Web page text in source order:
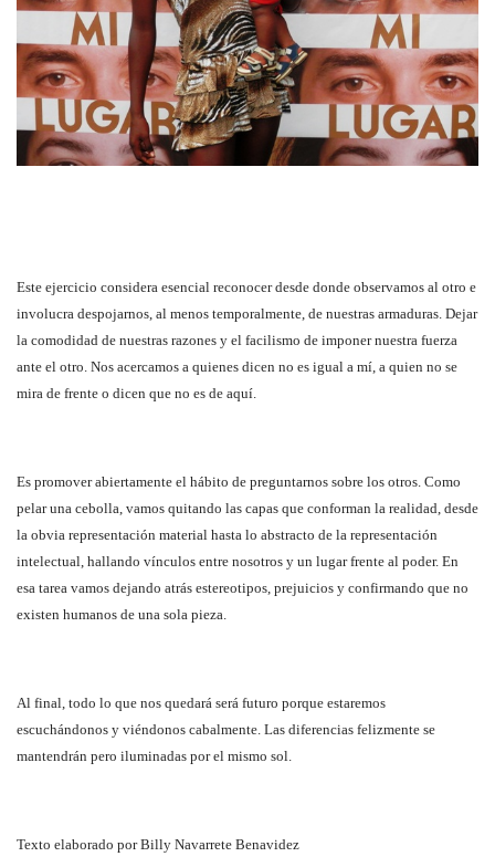
Este ejercicio considera esencial reconocer desde donde observamos al otro e
involucra despojarnos, al menos temporalmente, de nuestras armaduras. Dejar
la comodidad de nuestras razones y el facilismo de imponer nuestra fuerza
ante el otro. Nos acercamos a quienes dicen no es igual a mí, a quien no se
mira de frente o dicen que no es de aquí.
Es promover abiertamente el hábito de preguntarnos sobre los otros. Como
pelar una cebolla, vamos quitando las capas que conforman la realidad, desde
la obvia representación material hasta lo abstracto de la representación
intelectual, hallando vínculos entre nosotros y un lugar frente al poder. En
esa tarea vamos dejando atrás estereotipos, prejuicios y confirmando que no
existen humanos de una sola pieza.
Al final, todo lo que nos quedará será futuro porque estaremos
escuchándonos y viéndonos cabalmente. Las diferencias felizmente se
mantendrán pero iluminadas por el mismo sol.
Texto elaborado por Billy Navarrete Benavidez